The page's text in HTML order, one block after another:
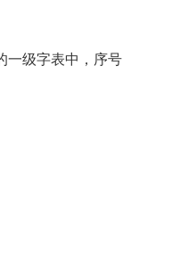
一级字表中，序号